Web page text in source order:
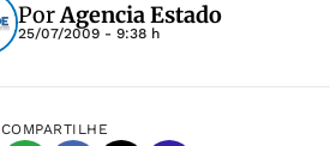
PorAgencia Estado
25/07/2009 - 9:38 h
COMPARTILHE